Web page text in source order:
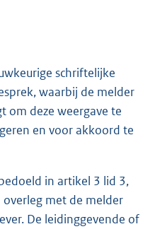
schriftelijke
waarbij de melder
om deze weergave te
en voor akkoord te
in artikel 3 lid 3,
met de melder
De leidinggevende of